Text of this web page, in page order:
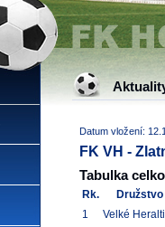
Datum vložení:
FK VH -
Tabulka
Rk.
Družstvo
1
Velké